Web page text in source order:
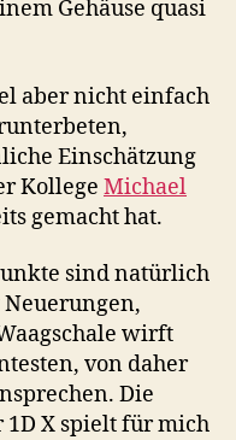
Gehäuse quasi
aber nicht einfach
Einschätzung
Kollege Michael
gemacht hat.
sind natürlich
wirft
von daher
Die
X spielt für mich